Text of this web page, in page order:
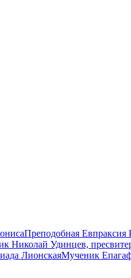
Преподобная Евпраксия
Николай Удинцев,
ЛионскаяМученик